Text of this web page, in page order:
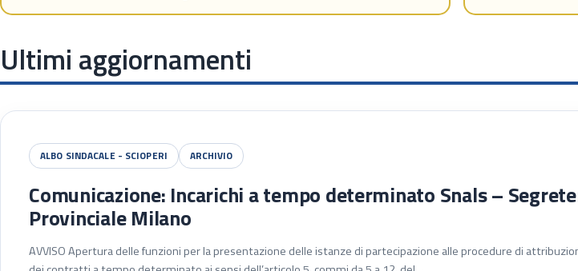
Ultimi aggiornamenti
ALBO SINDACALE - SCIOPERI ARCHIVIO
Comunicazione: Incarichi a tempo determinato Snals –
Provinciale Milano
AVVISO Apertura delle funzioni per la presentazione delle istanze di partecipazione alle procedure di